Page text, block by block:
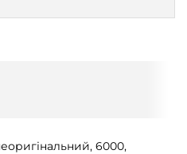
6000,